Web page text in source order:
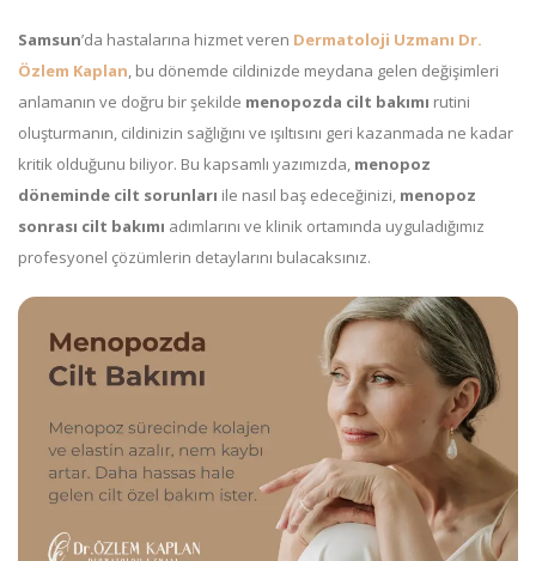
Samsun’da hastalarına hizmet veren Dermatoloji Uzmanı Dr.
Özlem Kaplan, bu dönemde cildinizde meydana gelen değişimleri
anlamanın ve doğru bir şekilde menopozda cilt bakımı rutini
oluşturmanın, cildinizin sağlığını ve ışıltısını geri kazanmada ne kadar
kritik olduğunu biliyor. Bu kapsamlı yazımızda, menopoz
döneminde cilt sorunları ile nasıl baş edeceğinizi, menopoz
sonrası cilt bakımı adımlarını ve klinik ortamında uyguladığımız
profesyonel çözümlerin detaylarını bulacaksınız.